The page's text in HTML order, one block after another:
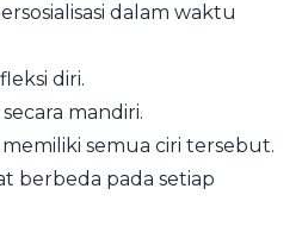
dalam waktu
diri.
mandiri.
semua ciri tersebut.
berbeda pada setiap